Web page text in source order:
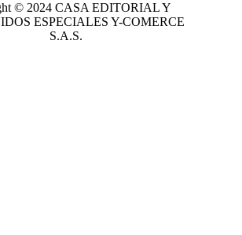
© 2024 CASA EDITORIALY
ESPECIALES Y-COMERCE
S.A.S.